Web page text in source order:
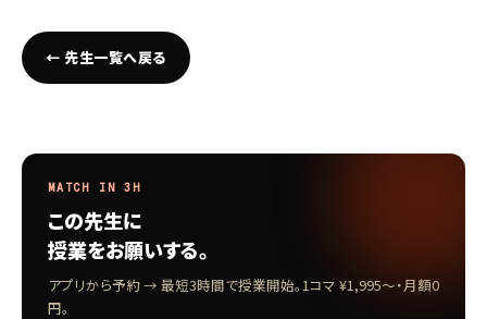
← 先生一覧へ戻る
MATCH IN 3H
この先生に
授業をお願いする。
アプリから予約 → 最短3時間で授業開始。1コマ ¥1,995〜・月額0
円。